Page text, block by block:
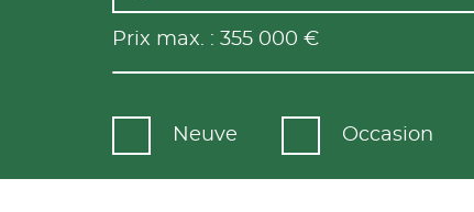
Prix max. : 355 000 €
Neuve Occasion